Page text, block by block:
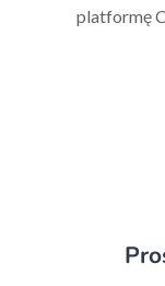
platformę